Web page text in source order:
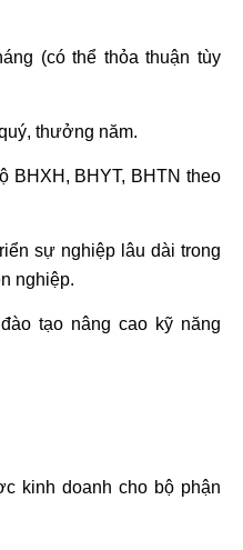
(có thể thỏa thuận tùy
thưởng năm.
BHYT, BHTN theo
sự nghiệp lâu dài trong
nghiệp.
tạo nâng cao kỹ năng
kinh doanh cho bộ phận